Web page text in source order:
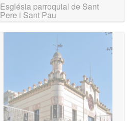
Església parroquial de Sant
Pere i Sant Pau